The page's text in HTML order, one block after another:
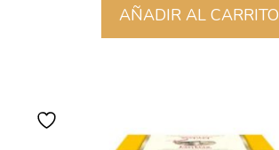
AÑADIR AL CARRITO